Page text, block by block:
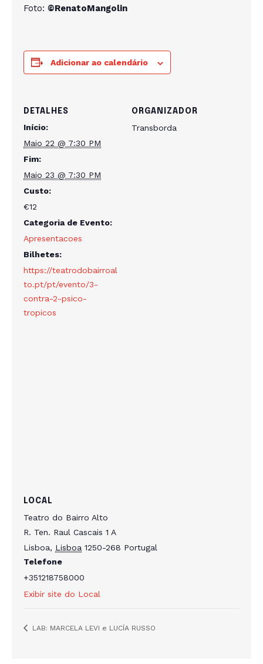
Foto: ©RenatoMangolin
Adicionar ao calendário
DETALHES
Início:
Maio 22 @ 7:30 PM
Fim:
Maio 23 @ 7:30 PM
Custo:
€12
Categoria de Evento:
Apresentacoes
Bilhetes:
https://teatrodobairroal
to.pt/pt/evento/3-
contra-2-psico-
tropicos
ORGANIZADOR
Transborda
LOCAL
Teatro do Bairro Alto
R. Ten. Raul Cascais 1 A
Lisboa, Lisboa 1250-268 Portugal
Telefone
+351218758000
Exibir site do Local
LAB: MARCELA LEVI e LUCÍA RUSSO